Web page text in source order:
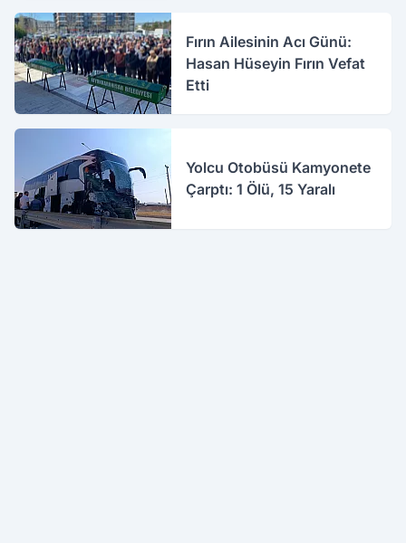
Fırın Ailesinin Acı Günü:
Hasan Hüseyin Fırın Vefat
Etti
Yolcu Otobüsü Kamyonete
Çarptı: 1 Ölü, 15 Yaralı